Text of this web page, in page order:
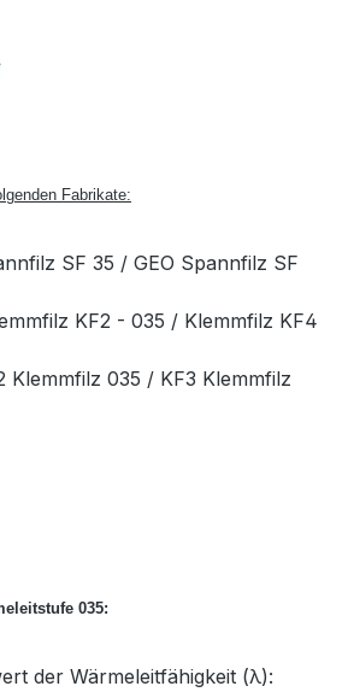
Fabrikate:
SF 35 / GEO Spannfilz SF
KF2 - 035 / Klemmfilz KF4
Klemmfilz 035 / KF3 Klemmfilz
035:
der Wärmeleitfähigkeit (λ):